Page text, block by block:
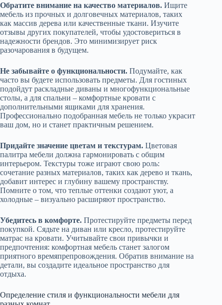
Обратите внимание на качество материалов. Ищите
мебель из прочных и долговечных материалов, таких
как массив дерева или качественные ткани. Изучите
отзывы других покупателей, чтобы удостовериться в
надежности брендов. Это минимизирует риск
разочарования в будущем.
Не забывайте о функциональности. Подумайте, как
часто вы будете использовать предметы. Для гостиных
подойдут раскладные диваны и многофункциональные
столы, а для спальни – комфортные кровати с
дополнительными ящиками для хранения.
Профессионально подобранная мебель не только украсит
ваш дом, но и станет практичным решением.
Придайте значение цветам и текстурам. Цветовая
палитра мебели должна гармонировать с общим
интерьером. Текстуры тоже играют свою роль:
сочетание разных материалов, таких как дерево и ткань,
добавит интерес и глубину вашему пространству.
Помните о том, что теплые оттенки создают уют, а
холодные – визуально расширяют пространство.
Убедитесь в комфорте. Протестируйте предметы перед
покупкой. Сядьте на диван или кресло, протестируйте
матрас на кровати. Учитывайте свои привычки и
предпочтения: комфортная мебель станет залогом
приятного времяпрепровождения. Обратив внимание на
детали, вы создадите идеальное пространство для
отдыха.
Определение стиля и функциональности мебели для